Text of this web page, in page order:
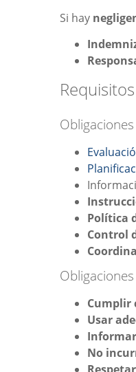
Si hay
Política
Control
Cumplir
Usar
No